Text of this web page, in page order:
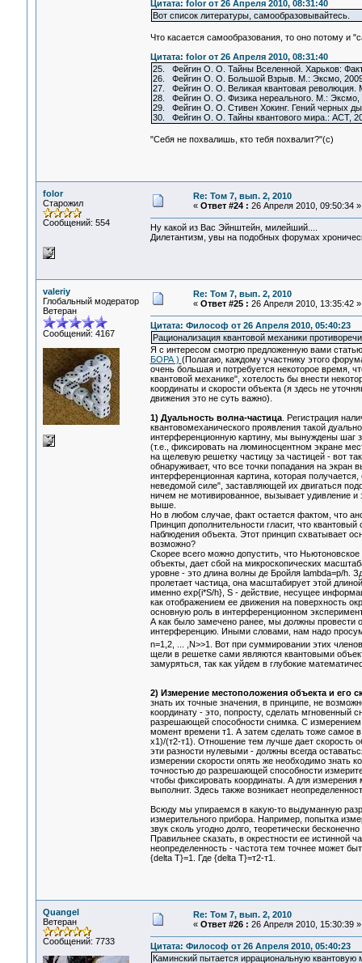
Цитата: folor от 26 Апреля 2010, 08:31:40
Вот список литературы, самообразовывайтесь.
Что касается самообразования, то оно потому и
Цитата: folor от 26 Апреля 2010, 08:31:40
25. Фейгин О. О. Тайны Вселенной. Харьков:
26. Фейгин О. О. Большой Взрыв. М.: Эксмо,
27. Фейгин О. О. Великая квантовая революция.
28. Фейгин О. О. Физика нереального. М.: Эксмо,
29. Фейгин О. О. Стивен Хокинг. Гений черных
30. Фейгин О. О. Тайны квантового мира.: АСТ,
"Себя не похвалишь, кто тебя похвалит?"(с)
folor
Старожил
Сообщений: 554
Re: Том 7, вып. 2, 2010
« Ответ #24 : 26 Апреля 2010, 09:50:34 »
Ну какой из Вас Эйнштейн, милейший....
Дилетантизм, увы на подобных форумах
valeriy
Глобальный модератор
Ветеран
Сообщений: 4167
Re: Том 7, вып. 2, 2010
« Ответ #25 : 26 Апреля 2010, 13:35:42 »
Цитата: Философ от 26 Апреля 2010, 05:40:23
Рационализация квантовой механики
Я с интересом смотрю предложенную вами
БОРА ) (Полагаю, каждому участнику этого
очень большая и потребуется некоторое время,
квантовой механике", хотелость бы внести
координаты и скорости объекта (я здесь не
движения это не суть важно).
1) Дуальность волна-частица. Регистрация
квантовомеханического проявления такой
интерференционную картину, мы вынуждены шаг
(т.е., фиксировать на люминосцентном экране
на щелевую решетку частицу за частицей - вот
обнаруживает, что все точки попадания на экран
интерференционная картина, которая
неведомой силе", заставляющей их двигаться
ничем не мотивированное, вызывает удивление и
выше.
Но в любом случае, факт остается фактом, что
Принцип дополнительности гласит, что
наблюдения объекта. Этот принцип схватывает
возможно?
Скорее всего можно допустить, что
объекты, дает сбой на микроскопических
уровне - это длина волны де Бройля lambda=p/h.
пролетает частица, она масштабирует этой
именно exp{i*S/h}, S - действие, несущее
как отображением ее движения на поверхность
основную роль в интерференционном
А как было замечено ранее, мы должны провести
интерференцию. Иными словами, нам надо
n=1,2, ... ,N>>1. Вот при суммировании этих
щели в решетке сами являются квантовыми
замуряться, так как уйдем в глубокие
2) Измерение местоположения объекта и его
знать их точные значения, в принципе, не
координату - это, попросту, сделать мгновенный
разрешающей способности снимка. С измерением
момент времени т1. А затем сделать тоже самое
х1)/(т2-т1). Отношение тем лучше дает скорость
эти разности нулевыми - должны всегда
измерении скорости опять же необходимо знать
точностью до разрешающей способности
чтобы фиксировать координаты. А для измерения
выполнит. Здесь также возникает
Всюду мы упираемся в какую-то выдуманную
измерительного прибора. Например, попытка
звук сколь угодно долго, теоретически
Правильнее сказать, в окрестности ее
неопределенность - частота тем точнее может
{delta T}=1. Где {delta T}=т2-т1.
Quangel
Ветеран
Сообщений: 7733
Re: Том 7, вып. 2, 2010
« Ответ #26 : 26 Апреля 2010, 15:30:39 »
Цитата: Философ от 26 Апреля 2010, 05:40:23
Каминский пытается иррациональную